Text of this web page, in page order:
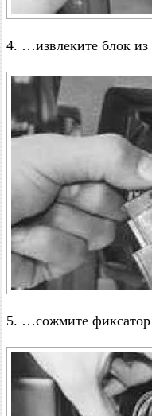
4. …извлеките блок
5. …сожмите